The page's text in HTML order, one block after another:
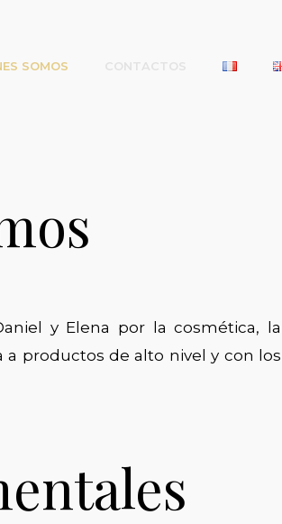
SOMOS
y Elena por la cosmética, la
a productos de alto nivel y con los